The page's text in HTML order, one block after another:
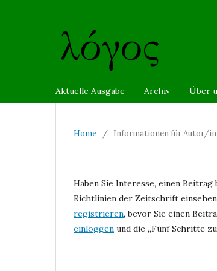
Aktuelle Ausgabe Archiv Über
Home / Informationen für Autor/
Haben Sie Interesse, einen
Richtlinien der Zeitschrift
registrieren, bevor Sie einen
einloggen und die „Fünf Schritte